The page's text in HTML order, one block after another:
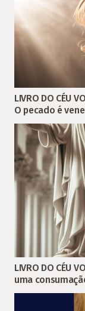
LIVRO DO CÉU
O pecado é
LIVRO DO CÉU
uma